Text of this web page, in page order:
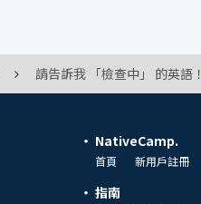
請告訴我 「檢查中」 的英語！
NativeCamp.
首頁 新用戶註冊
指南